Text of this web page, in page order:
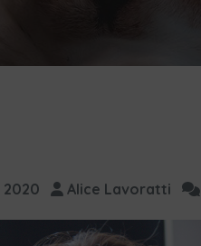
Alice Lavoratti